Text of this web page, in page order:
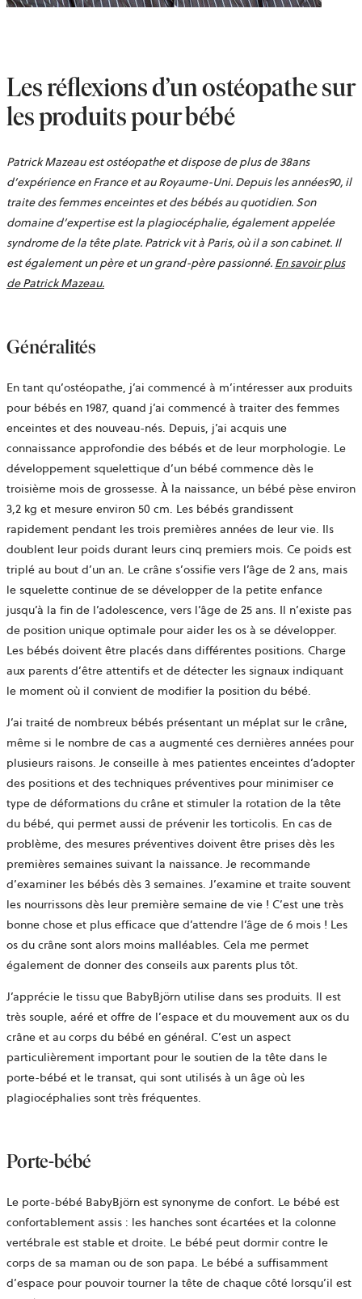
Les réflexions d’un ostéopathe sur
les produits pour bébé
Patrick Mazeau est ostéopathe et dispose de plus de 38ans
d’expérience en France et au Royaume-Uni. Depuis les années90, il
traite des femmes enceintes et des bébés au quotidien. Son
domaine d’expertise est la plagiocéphalie, également appelée
syndrome de la tête plate. Patrick vit à Paris, où il a son cabinet. Il
est également un père et un grand-père passionné. En savoir plus
de Patrick Mazeau.
Généralités
En tant qu’ostéopathe, j’ai commencé à m’intéresser aux produits
pour bébés en 1987, quand j’ai commencé à traiter des femmes
enceintes et des nouveau-nés. Depuis, j’ai acquis une
connaissance approfondie des bébés et de leur morphologie. Le
développement squelettique d’un bébé commence dès le
troisième mois de grossesse. À la naissance, un bébé pèse environ
3,2 kg et mesure environ 50 cm. Les bébés grandissent
rapidement pendant les trois premières années de leur vie. Ils
doublent leur poids durant leurs cinq premiers mois. Ce poids est
triplé au bout d’un an. Le crâne s’ossifie vers l’âge de 2 ans, mais
le squelette continue de se développer de la petite enfance
jusqu’à la fin de l’adolescence, vers l’âge de 25 ans. Il n’existe pas
de position unique optimale pour aider les os à se développer.
Les bébés doivent être placés dans différentes positions. Charge
aux parents d’être attentifs et de détecter les signaux indiquant
le moment où il convient de modifier la position du bébé.
J’ai traité de nombreux bébés présentant un méplat sur le crâne,
même si le nombre de cas a augmenté ces dernières années pour
plusieurs raisons. Je conseille à mes patientes enceintes d’adopter
des positions et des techniques préventives pour minimiser ce
type de déformations du crâne et stimuler la rotation de la tête
du bébé, qui permet aussi de prévenir les torticolis. En cas de
problème, des mesures préventives doivent être prises dès les
premières semaines suivant la naissance. Je recommande
d’examiner les bébés dès 3 semaines. J’examine et traite souvent
les nourrissons dès leur première semaine de vie ! C’est une très
bonne chose et plus efficace que d’attendre l’âge de 6 mois ! Les
os du crâne sont alors moins malléables. Cela me permet
également de donner des conseils aux parents plus tôt.
J’apprécie le tissu que BabyBjörn utilise dans ses produits. Il est
très souple, aéré et offre de l’espace et du mouvement aux os du
crâne et au corps du bébé en général. C’est un aspect
particulièrement important pour le soutien de la tête dans le
porte-bébé et le transat, qui sont utilisés à un âge où les
plagiocéphalies sont très fréquentes.
Porte-bébé
Le porte-bébé BabyBjörn est synonyme de confort. Le bébé est
confortablement assis : les hanches sont écartées et la colonne
vertébrale est stable et droite. Le bébé peut dormir contre le
corps de sa maman ou de son papa. Le bébé a suffisamment
d’espace pour pouvoir tourner la tête de chaque côté lorsqu’il est